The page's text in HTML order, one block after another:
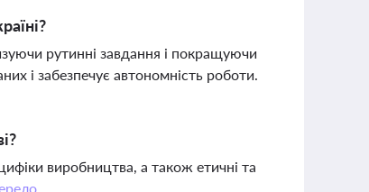
рутинні завдання і покращуючи
і забезпечує автономність роботи.
виробництва, а також етичні та